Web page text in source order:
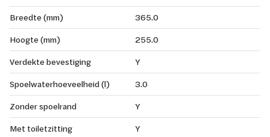
Breedte (mm)
365.0
Hoogte (mm)
255.0
Verdekte bevestiging
Y
Spoelwaterhoeveelheid (l)
3.0
Zonder spoelrand
Y
Met toiletzitting
Y